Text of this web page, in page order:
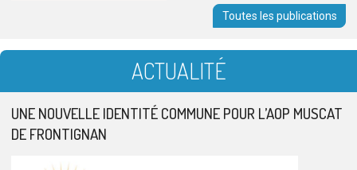
Toutes les publications
ACTUALITÉ
UNE NOUVELLE IDENTITÉ COMMUNE POUR L’AOP MUSCAT
DE FRONTIGNAN